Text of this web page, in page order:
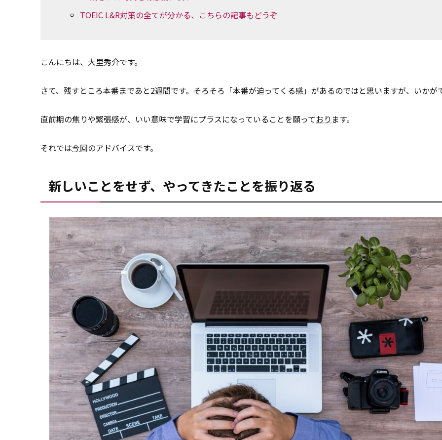
TOEIC L&R対策の全てが分かる、こちらの記事もどうぞ
こんにちは、大里秀介です。
さて、残すところ本番まであと2週間です。そろそろ「本番が迫ってくる感」があるのではと思いますが、いかが
直前期の焦りや緊張感が、いい意味で学習にプラスになっていることを願っており ます。
それでは今回のアドバイスです。
新しいことをせず、やってきたことを振り返る